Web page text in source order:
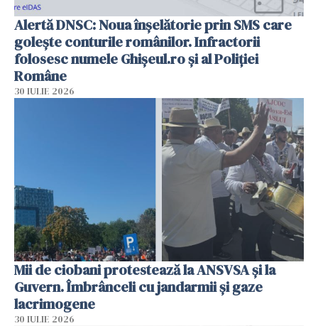
Alertă DNSC: Noua înșelătorie prin SMS care
golește conturile românilor. Infractorii
folosesc numele Ghișeul.ro și al Poliției
Române
30 IULIE 2026
Mii de ciobani protestează la ANSVSA și la
Guvern. Îmbrânceli cu jandarmii și gaze
lacrimogene
30 IULIE 2026